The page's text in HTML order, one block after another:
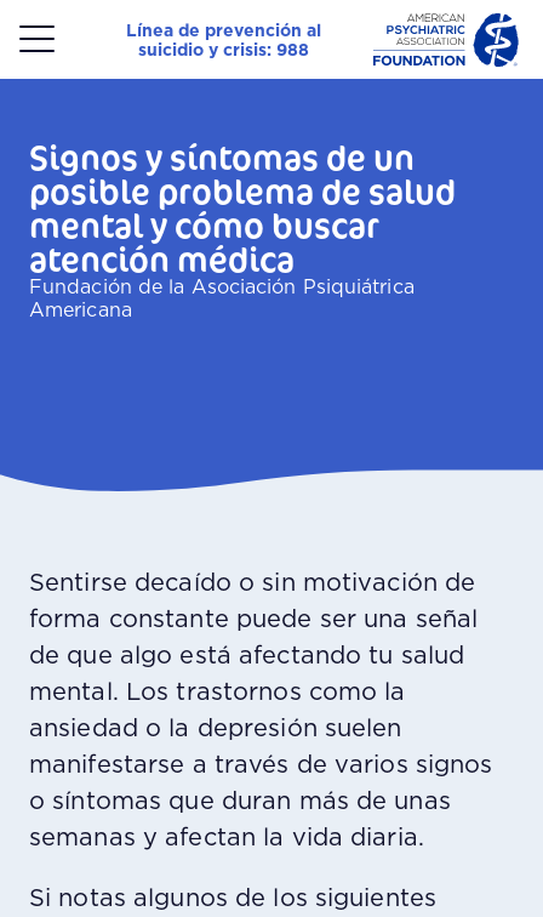
Línea de prevención al
suicidio y crisis: 988
Signos y síntomas de un
posible problema de salud
mental y cómo buscar
atención médica
Fundación de la Asociación Psiquiátrica
Americana
Sentirse decaído o sin motivación de
forma constante puede ser una señal
de que algo está afectando tu salud
mental. Los trastornos como la
ansiedad o la depresión suelen
manifestarse a través de varios signos
o síntomas que duran más de unas
semanas y afectan la vida diaria.
Si notas algunos de los siguientes